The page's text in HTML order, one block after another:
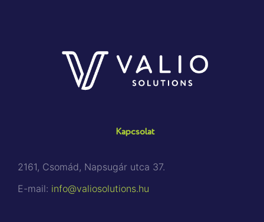
Kapcsolat
2161, Csomád, Napsugár utca 37.
E-mail: info@valiosolutions.hu